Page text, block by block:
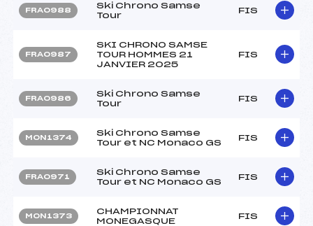
FRA0988
Ski Chrono Samse
Tour
FIS
FRA0987
SKI CHRONO SAMSE
TOUR HOMMES 21
JANVIER 2025
FIS
FRA0986
Ski Chrono Samse
Tour
FIS
MON1374
Ski Chrono Samse
Tour et NC Monaco GS
FIS
FRA0971
Ski Chrono Samse
Tour et NC Monaco GS
FIS
MON1373
CHAMPIONNAT
MONEGASQUE
FIS